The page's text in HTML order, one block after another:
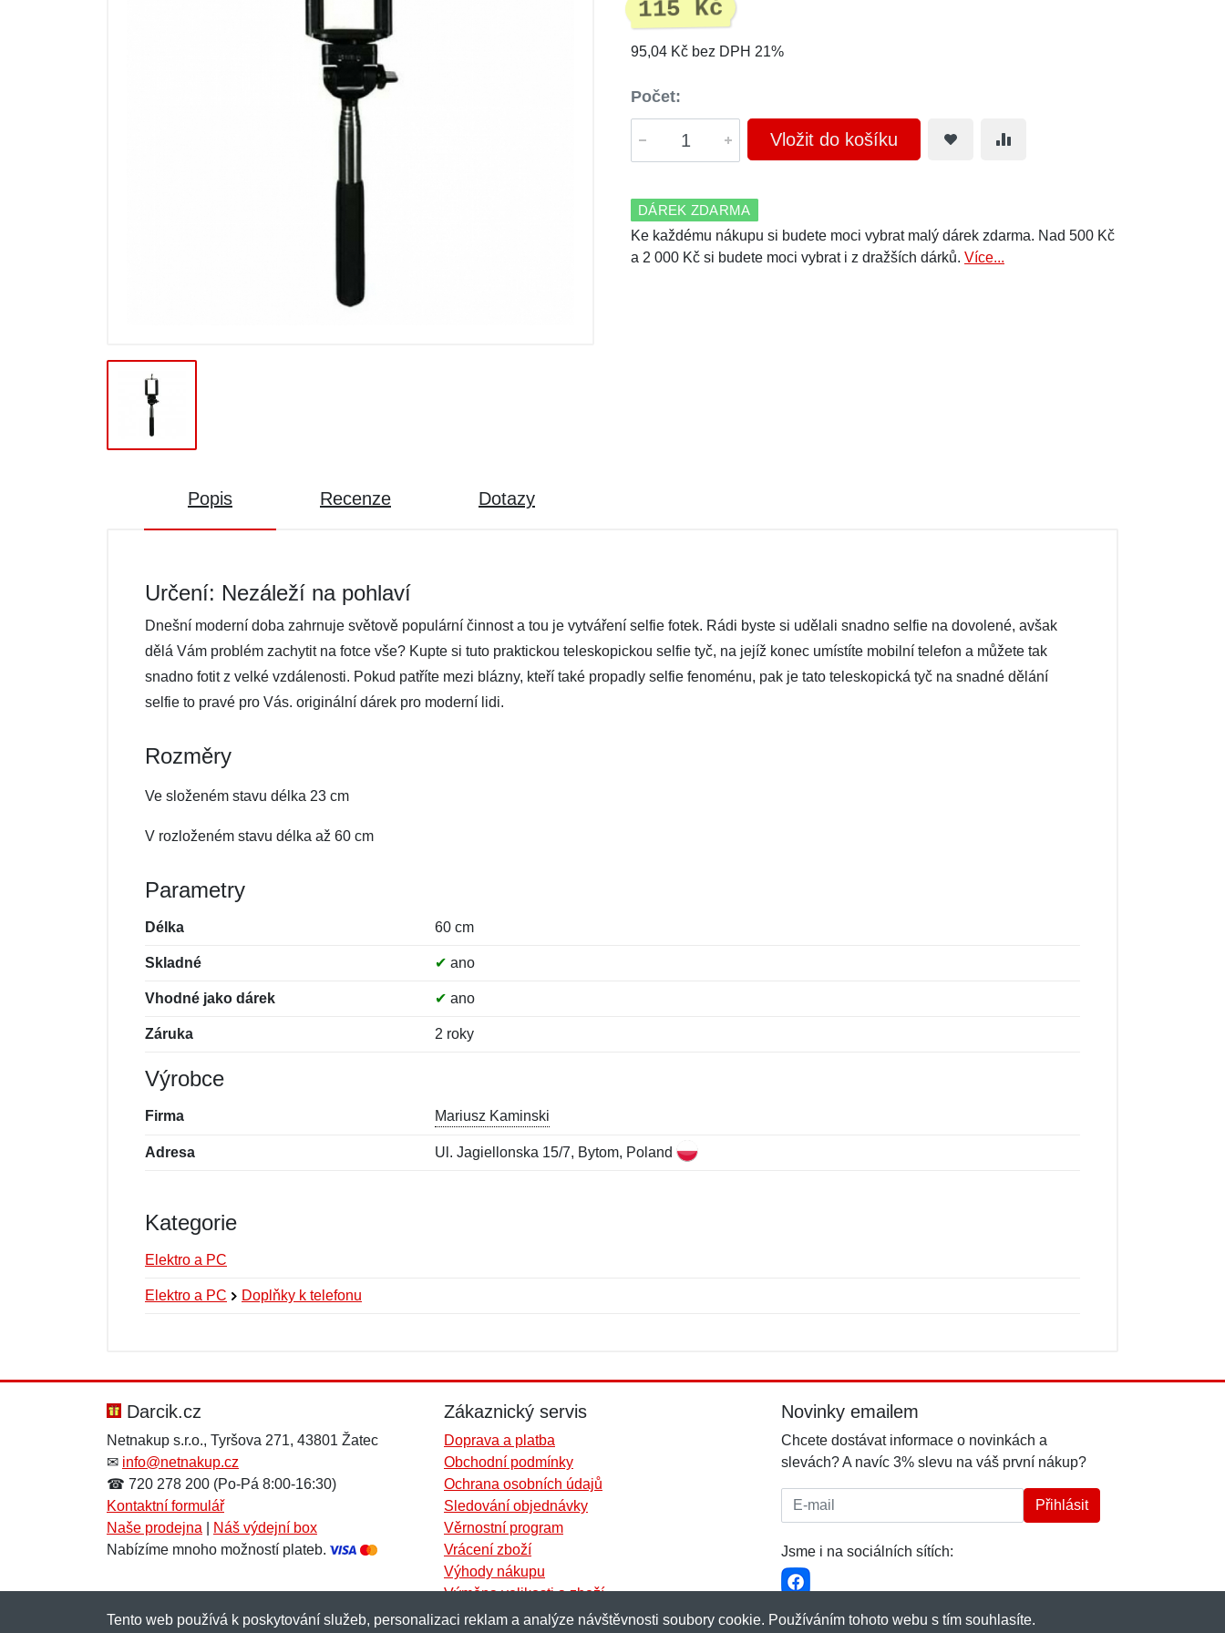
115 Kč
95,04 Kč bez DPH 21%
Počet:
Vložit do košíku
DÁREK ZDARMA
Ke každému nákupu si budete moci vybrat malý dárek zdarma. Nad 500 Kč
a 2 000 Kč si budete moci vybrat i z dražších dárků. Více...
Popis Recenze Dotazy
Určení: Nezáleží na pohlaví
Dnešní moderní doba zahrnuje světově populární činnost a tou je vytváření selfie fotek. Rádi byste si udělali snadno selfie na dovolené, avšak
dělá Vám problém zachytit na fotce vše? Kupte si tuto praktickou teleskopickou selfie tyč, na jejíž konec umístíte mobilní telefon a můžete tak
snadno fotit z velké vzdálenosti. Pokud patříte mezi blázny, kteří také propadly selfie fenoménu, pak je tato teleskopická tyč na snadné dělání
selfie to pravé pro Vás. originální dárek pro moderní lidi.
Rozměry
Ve složeném stavu délka 23 cm
V rozloženém stavu délka až 60 cm
Parametry
Délka 60 cm
Skladné ✔ ano
Vhodné jako dárek ✔ ano
Záruka 2 roky
Výrobce
Firma Mariusz Kaminski
Adresa Ul. Jagiellonska 15/7, Bytom, Poland
Kategorie
Elektro a PC
Elektro a PC Doplňky k telefonu
Zpráva*
Zpráva*
Darcik.cz
Netnakup s.r.o., Tyršova 271, 43801 Žatec
✉ info@netnakup.cz
☎ 720 278 200 (Po-Pá 8:00-16:30)
Kontaktní formulář
Naše prodejna
Náš výdejní box
Nabízíme mnoho možností plateb.
Zákaznický servis
Doprava a platba
Obchodní podmínky
Ochrana osobních údajů
Sledování objednávky
Věrnostní program
Vrácení zboží
Výhody nákupu
Výměna velikosti a zboží
Více informací...
Novinky emailem
Chcete dostávat informace o novinkách a
slevách? A navíc 3% slevu na váš první nákup?
E-mail: Přihlásit
Jsme i na sociálních sítích:
Tento web používá k poskytování služeb, personalizaci reklam a analýze návštěvnosti soubory cookie. Používáním tohoto webu s tím souhlasíte.